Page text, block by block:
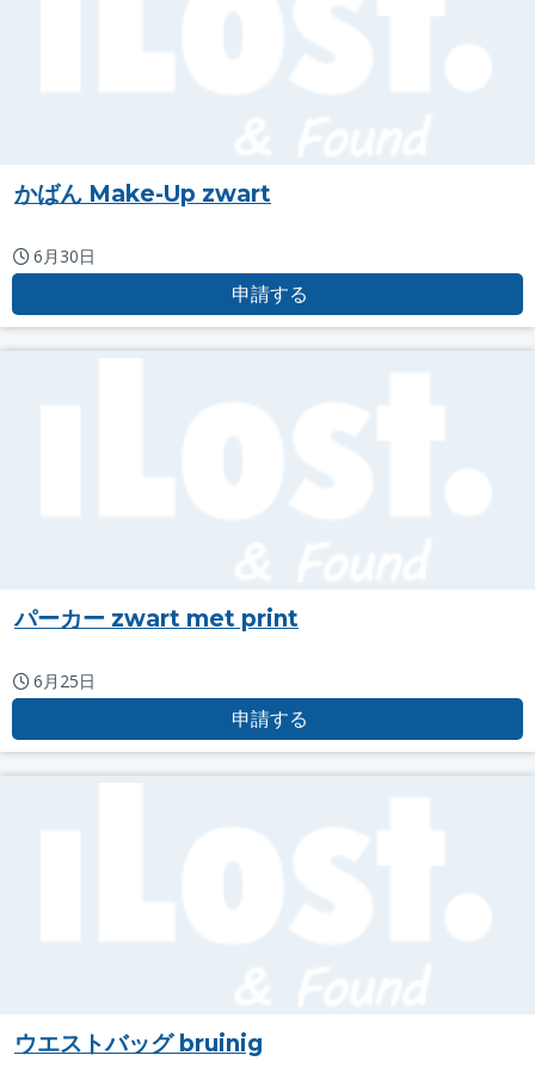
かばん Make-Up zwart
6月30日
申請する
パーカー zwart met print
6月25日
申請する
ウエストバッグ bruinig